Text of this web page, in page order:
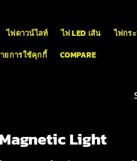
ไฟดาวน์ไลท์ ไฟ LED เส้น ไฟกร
ยการใช้คุกกี้ COMPARE
Magnetic Light